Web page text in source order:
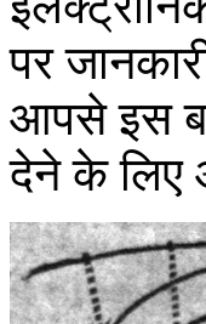
पर
आपसे इस
देने के लिए